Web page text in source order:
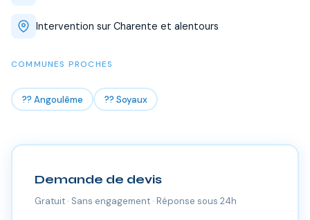
Intervention sur Charente et alentours
COMMUNES PROCHES
?? Angoulême ?? Soyaux
Demande de devis
Gratuit · Sans engagement · Réponse sous 24h